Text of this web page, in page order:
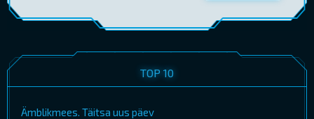
TOP 10
Ämblikmees. Täitsa uus päev